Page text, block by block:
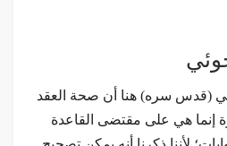
(قدس سره) هنا أن صحة العقد
إنما هي على مقتضى القاعدة